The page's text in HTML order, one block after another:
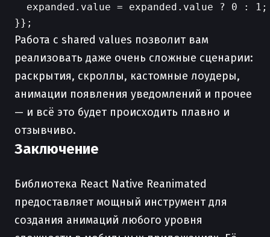
  expanded.value = expanded.value ? 0 : 1;
Работа с shared values позволит вам
реализовать даже очень сложные сценарии:
раскрытия, скроллы, кастомные лоудеры,
анимации появления уведомлений и прочее
— и всё это будет происходить плавно и
отзывчиво.
Заключение
Библиотека React Native Reanimated
предоставляет мощный инструмент для
создания анимаций любого уровня